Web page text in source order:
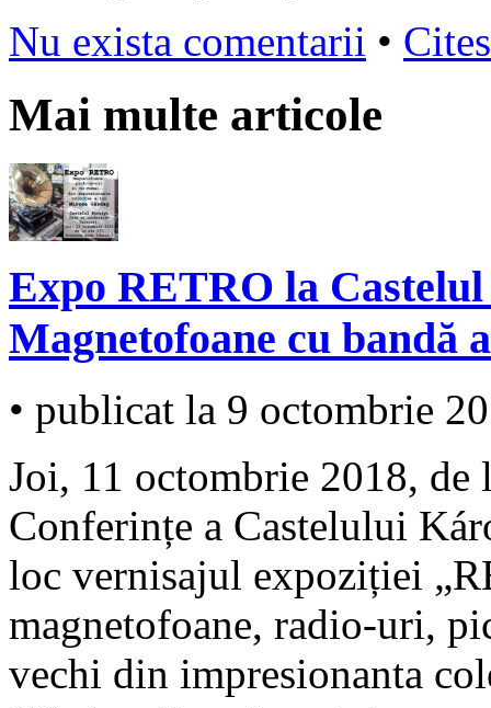
Nu exista comentarii •
Mai multe articole
Expo RETRO la
Magnetofoane cu bandă
• publicat la 9 octombrie
Joi, 11 octombrie 2018, de
Conferințe a Castelului
loc vernisajul expoziției
magnetofoane, radio-uri,
vechi din impresionanta